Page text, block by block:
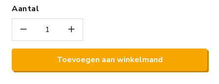
Aantal
Toevoegen aan winkelmand